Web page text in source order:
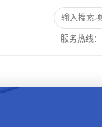
服务热线：